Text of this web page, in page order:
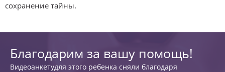
сохранение тайны.
Благодарим за вашу помощь!
Видеоанкетудля этого ребенка сняли благодаря